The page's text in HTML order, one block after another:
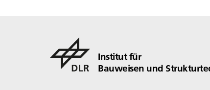
Institut für
Bauweisen und